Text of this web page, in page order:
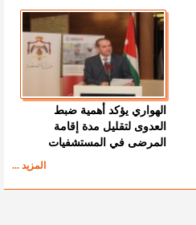
الهواري يؤكد أهمية ضبط
العدوى لتقليل مدة إقامة
المرضى في المستشفيات
المزيد ...